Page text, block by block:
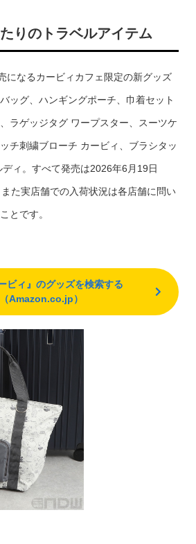
りのトラベルアイテム
になるカービィカフェ限定の新グッズ
ッグ、ハンギングポーチ、巾着セット
ラゲッジタグ ワープスター、スーツケ
チ刺繍ブローチ カービィ、ブラシタッ
ィ。すべて発売は2026年6月19日
また実店舗での入荷状況は各店舗に問い
とです。
ビィ』のグッズを検索する
（Amazon.co.jp）